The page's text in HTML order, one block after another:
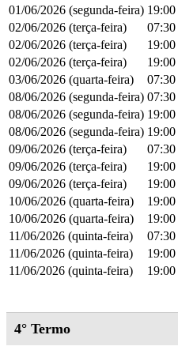
01/06/2026 (segunda-feira) 19:00
02/06/2026 (terça-feira)
07:30
02/06/2026 (terça-feira)
19:00
02/06/2026 (terça-feira)
19:00
03/06/2026 (quarta-feira)
07:30
08/06/2026 (segunda-feira) 07:30
08/06/2026 (segunda-feira) 19:00
08/06/2026 (segunda-feira) 19:00
09/06/2026 (terça-feira)
07:30
09/06/2026 (terça-feira)
19:00
09/06/2026 (terça-feira)
19:00
10/06/2026 (quarta-feira)
19:00
10/06/2026 (quarta-feira)
19:00
11/06/2026 (quinta-feira)
07:30
11/06/2026 (quinta-feira)
19:00
11/06/2026 (quinta-feira)
19:00
4° Termo